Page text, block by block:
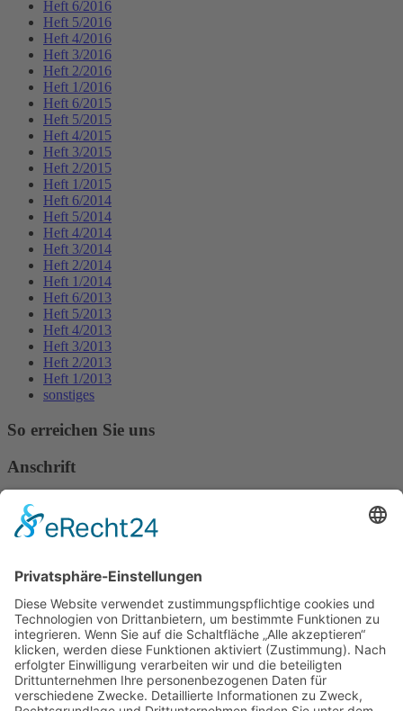
Heft 6/2016
Heft 5/2016
Heft 4/2016
Heft 3/2016
Heft 2/2016
Heft 1/2016
Heft 6/2015
Heft 5/2015
Heft 4/2015
Heft 3/2015
Heft 2/2015
Heft 1/2015
Heft 6/2014
Heft 5/2014
Heft 4/2014
Heft 3/2014
Heft 2/2014
Heft 1/2014
Heft 6/2013
Heft 5/2013
Heft 4/2013
Heft 3/2013
Heft 2/2013
Heft 1/2013
sonstiges
So erreichen Sie uns
Anschrift
Verband Deutscher Tierheilpraktiker e.V.
Verbandsverwaltung
Am Rosenbraken 12
E-Mail
Diese E-Mail-Adresse ist vor Spambots geschützt! Zur Anzeige
muss JavaScript eingeschaltet sein!
Diese E-Mail-Adresse ist vor Spambots geschützt! Zur Anzeige
muss JavaScript eingeschaltet sein!